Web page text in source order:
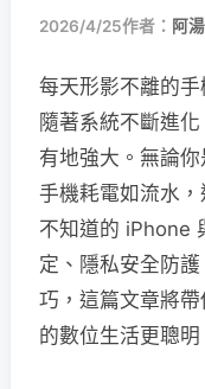
2026/4/25作者： 阿湯
每天形影不離的
隨著系統不斷進
有地強大。無論
手機耗電如流水
不知道的 iPhone
定、隱私安全防
巧，這篇文章將
的數位生活更聰明